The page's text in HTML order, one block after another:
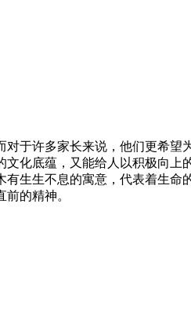
于许多家长来说，他们更希
化底蕴，又能给人以积极向
生生不息的寓意，代表着生
的精神。